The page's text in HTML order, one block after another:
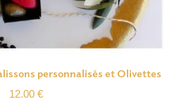
personnalisés et Olivettes
12.00 €